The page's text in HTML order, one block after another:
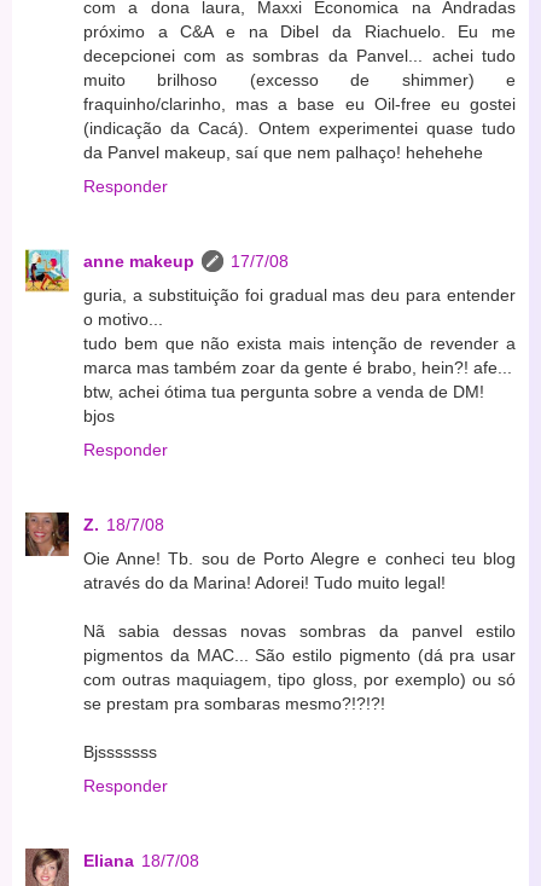
com a dona laura, Maxxi Economica na Andradas
próximo a C&A e na Dibel da Riachuelo. Eu me
decepcionei com as sombras da Panvel... achei tudo
muito brilhoso (excesso de shimmer) e
fraquinho/clarinho, mas a base eu Oil-free eu gostei
(indicação da Cacá). Ontem experimentei quase tudo
da Panvel makeup, saí que nem palhaço! hehehehe
Responder
anne makeup
17/7/08
guria, a substituição foi gradual mas deu para entender
o motivo...
tudo bem que não exista mais intenção de revender a
marca mas também zoar da gente é brabo, hein?! afe...
btw, achei ótima tua pergunta sobre a venda de DM!
bjos
Responder
Z. 18/7/08
Oie Anne! Tb. sou de Porto Alegre e conheci teu blog
através do da Marina! Adorei! Tudo muito legal!
Nã sabia dessas novas sombras da panvel estilo
pigmentos da MAC... São estilo pigmento (dá pra usar
com outras maquiagem, tipo gloss, por exemplo) ou só
se prestam pra sombaras mesmo?!?!?!
Bjsssssss
Responder
Eliana 18/7/08